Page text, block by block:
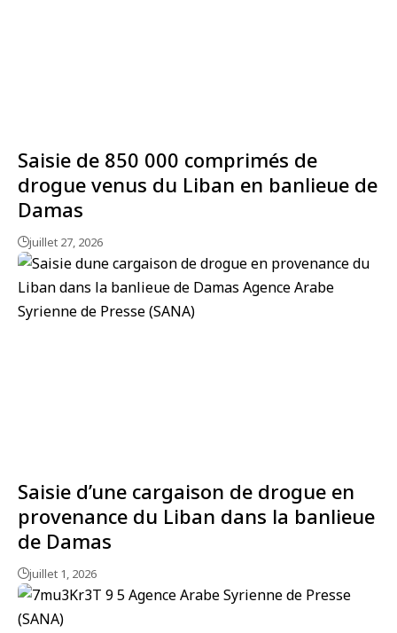
Saisie de 850 000 comprimés de
drogue venus du Liban en banlieue de
Damas
juillet 27, 2026
Saisie d’une cargaison de drogue en
provenance du Liban dans la banlieue
de Damas
juillet 1, 2026